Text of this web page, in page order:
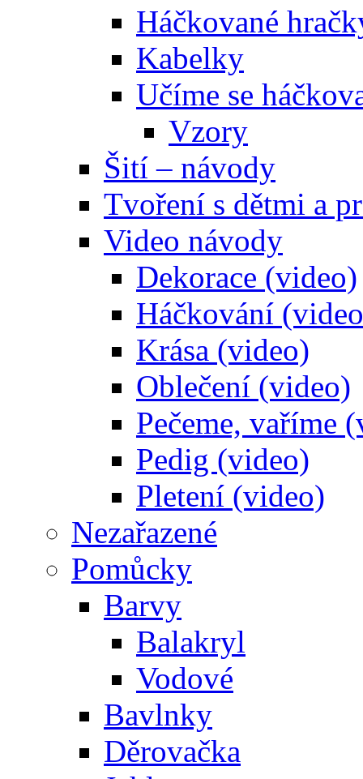
Háčkované
Kabelky
Učíme se
Vzory
Šití – návody
Tvoření s dětmi a
Video návody
Dekorace (video)
Háčkování
Krása (video)
Oblečení (video)
Pečeme, vaříme
Pedig (video)
Pletení (video)
Nezařazené
Pomůcky
Barvy
Balakryl
Vodové
Bavlnky
Děrovačka